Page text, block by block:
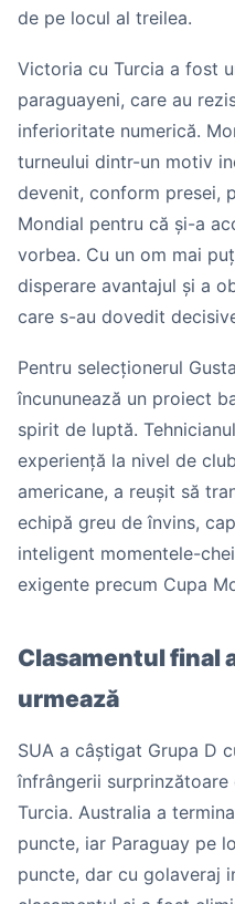
de pe locul al treilea.
Victoria cu Turcia a fost
paraguayeni, care au
inferioritate numerică.
turneului dintr-un motiv
devenit, conform presei,
Mondial pentru că și-a
vorbea. Cu un om mai
disperare avantajul și a
care s-au dovedit
Pentru selecționerul
încununează un proiect
spirit de luptă.
experiență la nivel de
americane, a reușit să
echipă greu de învins,
inteligent momentele-
exigente precum Cupa
Clasamentul final
urmează
SUA a câștigat Grupa D
înfrângerii
Turcia. Australia a
puncte, iar Paraguay pe
puncte, dar cu golaveraj